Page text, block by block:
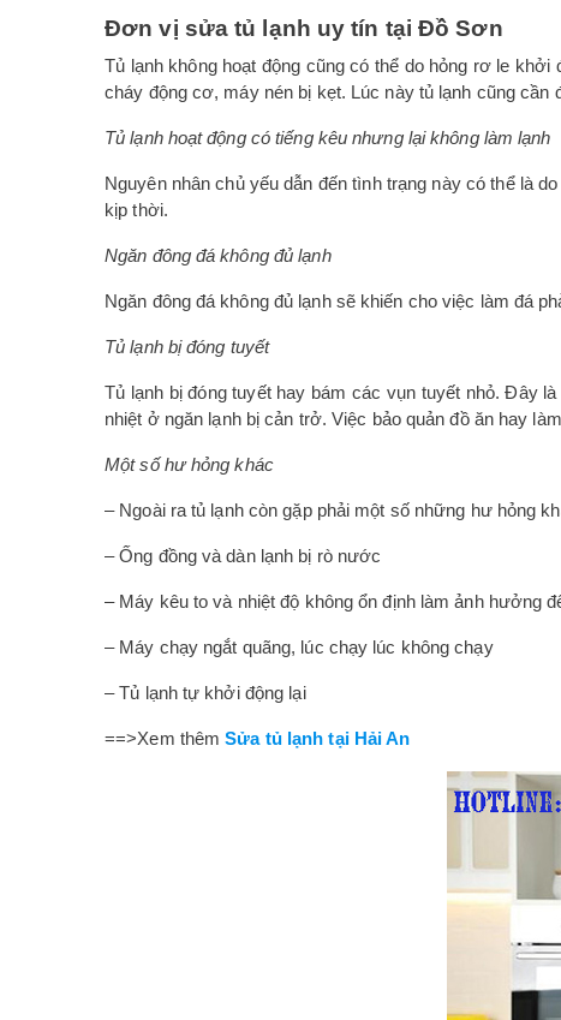
Đơn vị sửa tủ lạnh uy tín tại Đồ Sơn
Tủ lạnh không hoạt động cũng có thể do hỏng rơ le
cháy động cơ, máy nén bị kẹt. Lúc này tủ lạnh cũng cần
Tủ lạnh hoạt động có tiếng kêu nhưng lại không làm lạnh
Nguyên nhân chủ yếu dẫn đến tình trạng này có thể là
kịp thời.
Ngăn đông đá không đủ lạnh
Ngăn đông đá không đủ lạnh sẽ khiến cho việc làm đá
Tủ lạnh bị đóng tuyết
Tủ lạnh bị đóng tuyết hay bám các vụn tuyết nhỏ. Đây
nhiệt ở ngăn lạnh bị cản trở. Việc bảo quản đồ ăn hay
Một số hư hỏng khác
– Ngoài ra tủ lạnh còn gặp phải một số những hư hỏng
– Ống đồng và dàn lạnh bị rò nước
– Máy kêu to và nhiệt độ không ổn định làm ảnh hưởng
– Máy chạy ngắt quãng, lúc chạy lúc không chạy
– Tủ lạnh tự khởi động lại
==>Xem thêmSửa tủ lạnh tại Hải An